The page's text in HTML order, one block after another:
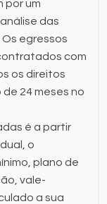
por um
das
egressos
com
os direitos
24 meses no
é a partir
o
plano de
vale-
a sua